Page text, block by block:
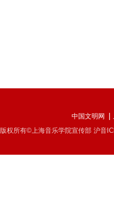
中国文明网
版权所有©上海音乐学院宣传部 沪音